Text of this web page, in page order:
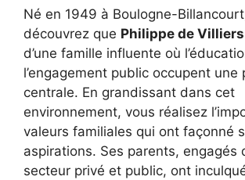
Né en 1949 à Boulogne-
découvrez que Philippe de Villiers
d’une famille influente où
l’engagement public occupent une
centrale. En grandissant dans cet
environnement, vous réalisez
valeurs familiales qui ont façonné
aspirations. Ses parents, engagés
secteur privé et public, ont